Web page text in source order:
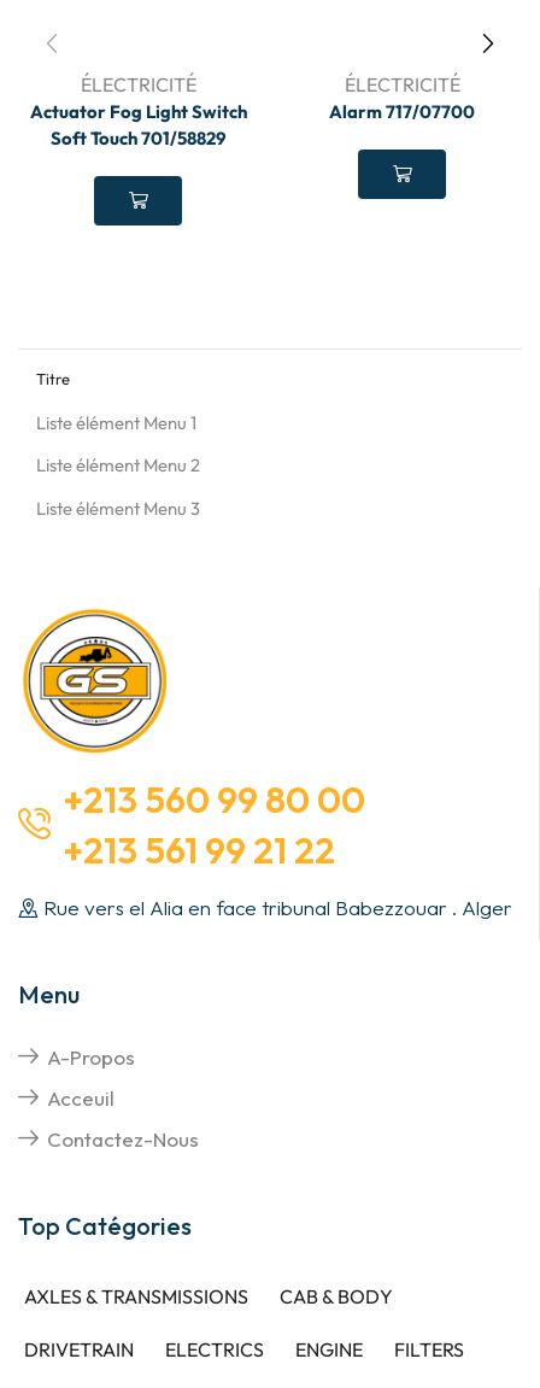
ÉLECTRICITÉ
Actuator Fog Light Switch
Soft Touch 701/58829
ÉLECTRICITÉ
Alarm 717/07700
Titre
Liste élément Menu 1
Liste élément Menu 2
Liste élément Menu 3
+213 560 99 80 00
+213 561 99 21 22
Rue vers el Alia en face tribunal Babezzouar . Alger
Menu
A-Propos
Acceuil
Contactez-Nous
Top Catégories
AXLES & TRANSMISSIONS CAB & BODY
DRIVETRAIN ELECTRICS ENGINE FILTERS